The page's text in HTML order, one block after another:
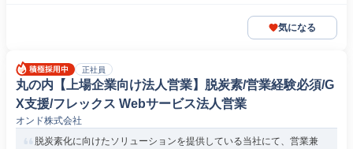
気になる
正社員
丸の内【上場企業向け法人営業】脱炭素/営業経験必須/G
X支援/フレックス Webサービス法人営業
オンド株式会社
脱炭素化に向けたソリューションを提供している当社にて、営業兼